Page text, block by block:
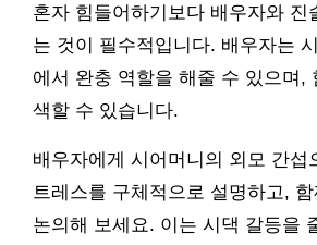
혼자 힘들어하기보다 배우자와 진
는 것이 필수적입니다. 배우자는
에서 완충 역할을 해줄 수 있으며,
색할 수 있습니다.
배우자에게 시어머니의 외모 간섭
트레스를 구체적으로 설명하고,
논의해 보세요. 이는 시댁 갈등을